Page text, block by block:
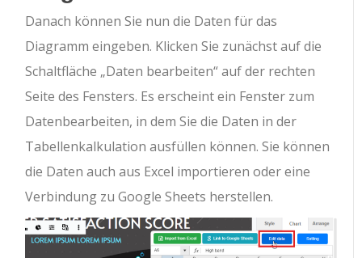
Danach können Sie nun die Daten für das
Diagramm eingeben. Klicken Sie zunächst auf die
Schaltfläche „Daten bearbeiten“ auf der rechten
Seite des Fensters. Es erscheint ein Fenster zum
Datenbearbeiten, in dem Sie die Daten in der
Tabellenkalkulation ausfüllen können. Sie können
die Daten auch aus Excel importieren oder eine
Verbindung zu Google Sheets herstellen.